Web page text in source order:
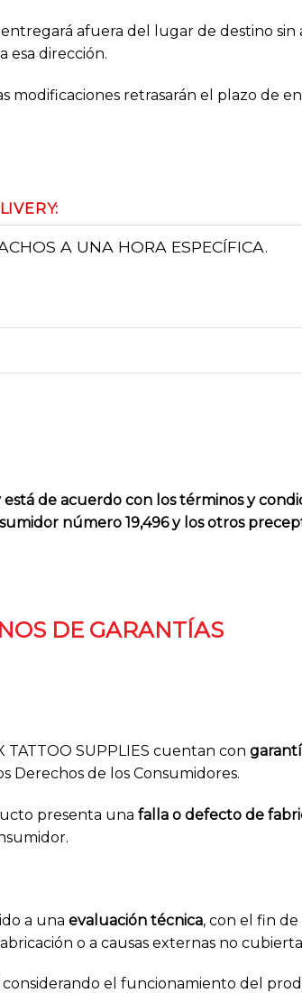
afuera del lugar de destino
esa dirección.
modificaciones retrasarán el plazo de
A UNA HORA ESPECÍFICA.
de acuerdo con los términos y
número 19,496 y los otros
DE GARANTÍAS
SUPPLIES cuentan con
Derechos de los Consumidores.
presenta una falla o defecto de
a una evaluación técnica, con el fin
o a causas externas no
el funcionamiento del